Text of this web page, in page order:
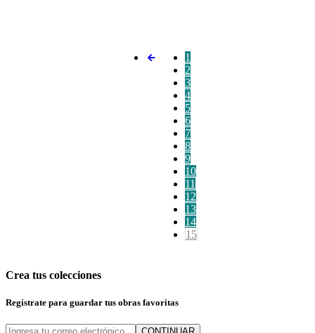
1
2
3
4
5
6
7
8
9
10
11
12
13
14
15
Crea tus colecciones
Regístrate para guardar tus obras favoritas